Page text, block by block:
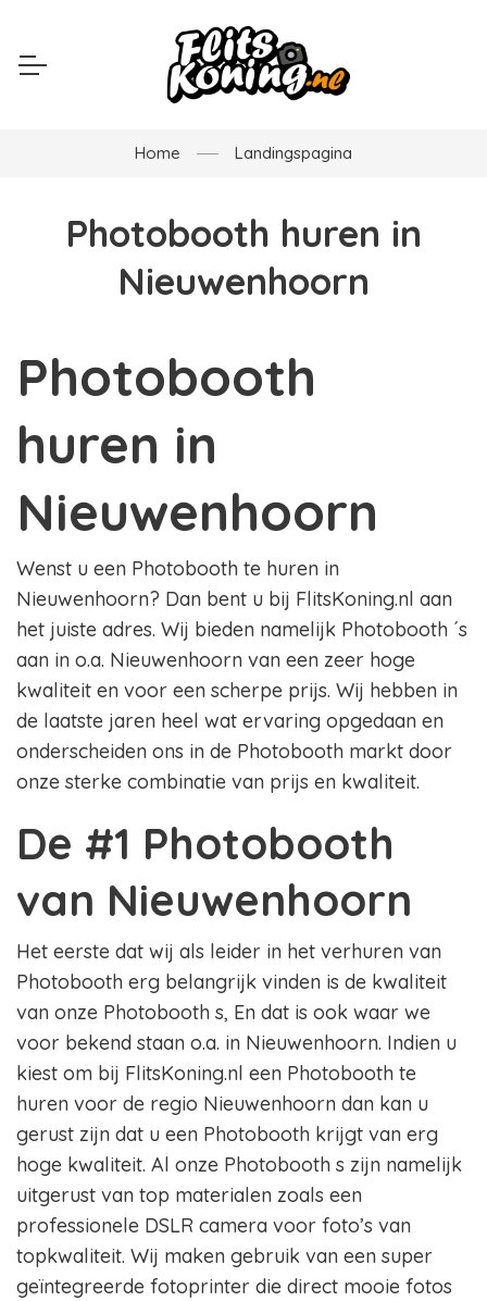
Home Landingspagina
Photobooth huren in
Nieuwenhoorn
Photobooth
huren in
Nieuwenhoorn
Wenst u een Photobooth te huren in
Nieuwenhoorn? Dan bent u bij FlitsKoning.nl aan
het juiste adres. Wij bieden namelijk Photobooth ´s
aan in o.a. Nieuwenhoorn van een zeer hoge
kwaliteit en voor een scherpe prijs. Wij hebben in
de laatste jaren heel wat ervaring opgedaan en
onderscheiden ons in de Photobooth markt door
onze sterke combinatie van prijs en kwaliteit.
De #1 Photobooth
van Nieuwenhoorn
Het eerste dat wij als leider in het verhuren van
Photobooth erg belangrijk vinden is de kwaliteit
van onze Photobooth s, En dat is ook waar we
voor bekend staan o.a. in Nieuwenhoorn. Indien u
kiest om bij FlitsKoning.nl een Photobooth te
huren voor de regio Nieuwenhoorn dan kan u
gerust zijn dat u een Photobooth krijgt van erg
hoge kwaliteit. Al onze Photobooth s zijn namelijk
uitgerust van top materialen zoals een
professionele DSLR camera voor foto’s van
topkwaliteit. Wij maken gebruik van een super
geïntegreerde fotoprinter die direct mooie fotos